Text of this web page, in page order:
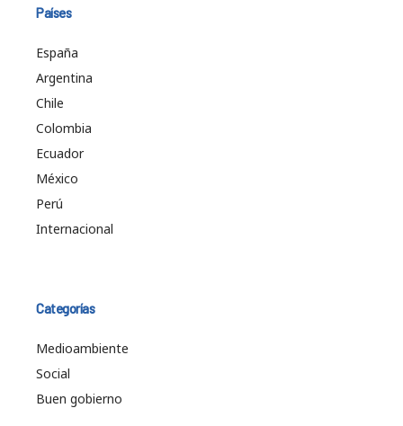
Países
España
Argentina
Chile
Colombia
Ecuador
México
Perú
Internacional
Categorías
Medioambiente
Social
Buen gobierno